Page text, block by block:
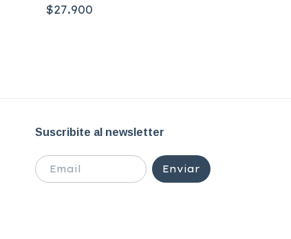
$27.900
Suscribite al newsletter